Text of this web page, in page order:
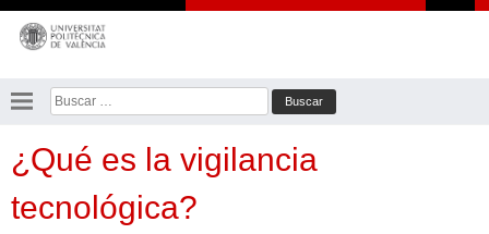
Saltar
contenido
Buscar:
¿Qué es la vigilancia
tecnológica?